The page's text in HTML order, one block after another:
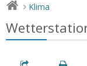
> Klima